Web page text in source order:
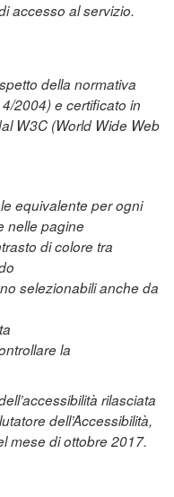
accesso al servizio.
della normativa
2004) e certificato in
W3C (World Wide Web
equivalente per ogni
nelle pagine
di colore tra
selezionabili anche da
la
rilasciata
dell’Accessibilità,
mese di ottobre 2017.